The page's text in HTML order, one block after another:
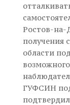
Ростов-на-
получения
области
ГУФСИН